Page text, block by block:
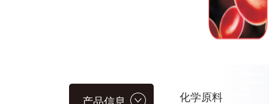
产品信息 化学原料